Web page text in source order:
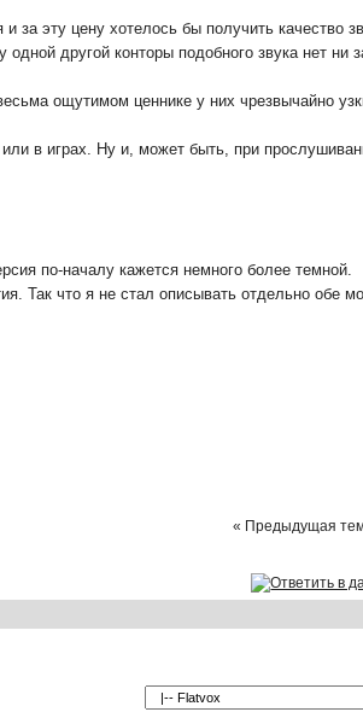
за эту цену хотелось бы получить качество
другой конторы подобного звука нет ни
ощутимом ценнике у них чрезвычайно
в играх. Ну и, может быть, при
по-началу кажется немного более темной.
Так что я не стал описывать отдельно обе
« Предыдущая